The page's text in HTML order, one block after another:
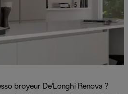
broyeur De'Longhi Renova ?